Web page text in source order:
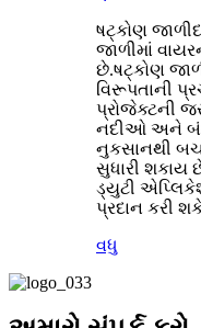
ષટ્કોણ
જાળીમાં
છે.ષટ્કોણ
વિરૂપતાની
પ્રોજેક્ટની
નદીઓ અને
નુકસાનથી
સુધારી શકાય
ડ્યુટી
પ્રદાન કરી
વધુ